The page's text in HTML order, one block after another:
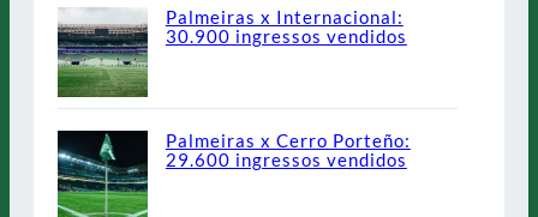
Palmeiras x Internacional:
30.900 ingressos vendidos
Palmeiras x Cerro Porteño:
29.600 ingressos vendidos